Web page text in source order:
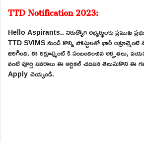
TTD Notification 2023:
Hello Aspirants.. నిరుద్యోగ అభ్యర్థులకు ప్రముఖ
TTD SVIMS నుండి కొన్ని పోస్టులతో భారీ
జరిగింది. ఈ రిక్రూట్మెంట్ కి సంబందించిన అర్హతలు,
వంటి పూర్తి వివరాలు ఈ ఆర్టికల్ చదివిన తెలుసుకొని ఈ
Apply చెయ్యండి.